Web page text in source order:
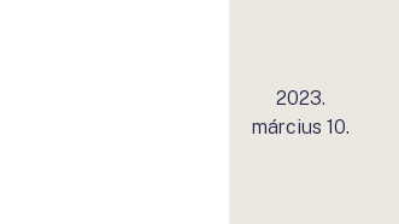
2023.
március 10.